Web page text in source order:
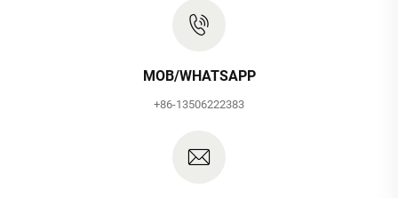
MOB/WHATSAPP
+86-13506222383